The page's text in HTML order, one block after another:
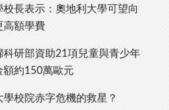
長表示：奧地利大學可望向
高額學費
科研部資助21項兒童與青少年
額約150萬歐元
校院赤字危機的救星？